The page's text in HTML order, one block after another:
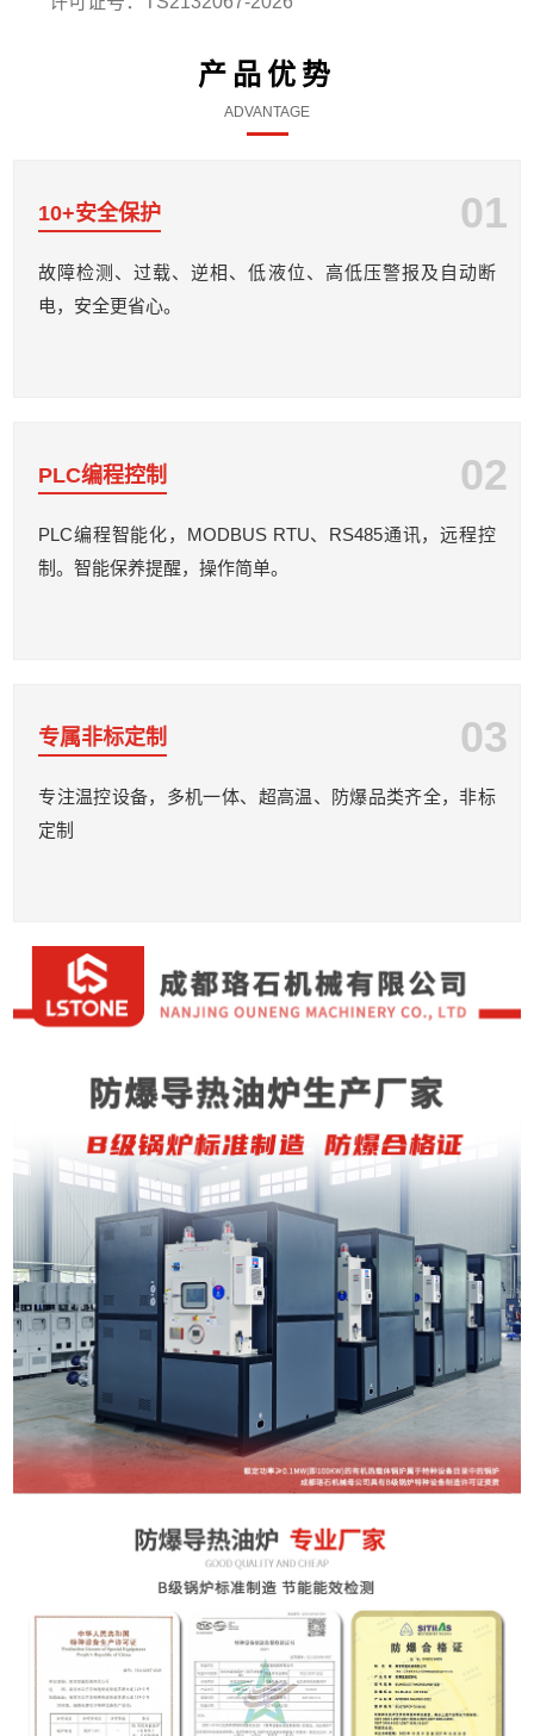
产品优势
ADVANTAGE
10+安全保护 01
故障检测、过载、逆相、低液位、高低压警报及自动断
电，安全更省心。
PLC编程控制 02
PLC编程智能化，MODBUS RTU、RS485通讯，远程控
制。智能保养提醒，操作简单。
专属非标定制 03
专注温控设备，多机一体、超高温、防爆品类齐全，非标
定制